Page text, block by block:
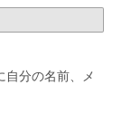
分の名前、メ